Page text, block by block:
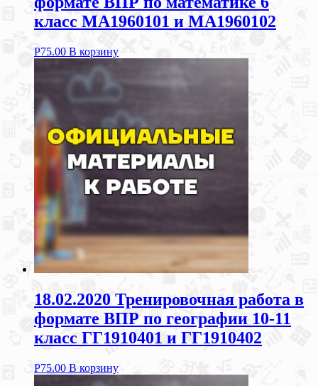
класс МА1960101 и МА1960102
Р75.00 В корзину
18.02.2020 Тренировочная работа в
формате ВПР по географии 10-11
класс ГГ1910401 и ГГ1910402
Р75.00 В корзину